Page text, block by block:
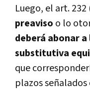
Luego, el art. 232
preaviso o lo
deberá abonar
substitutiva
que
plazos